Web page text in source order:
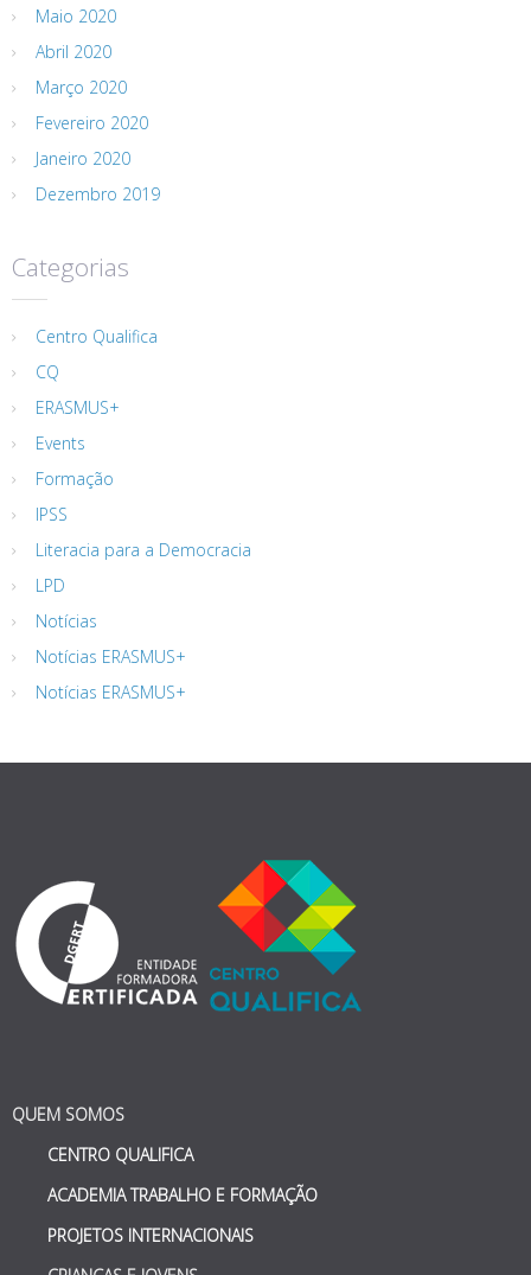
Maio 2020
Abril 2020
Março 2020
Fevereiro 2020
Janeiro 2020
Dezembro 2019
Categorias
Centro Qualifica
CQ
ERASMUS+
Events
Formação
IPSS
Literacia para a Democracia
LPD
Notícias
Notícias ERASMUS+
Notícias ERASMUS+
QUEM SOMOS
CENTRO QUALIFICA
ACADEMIA TRABALHO E FORMAÇÃO
PROJETOS INTERNACIONAIS